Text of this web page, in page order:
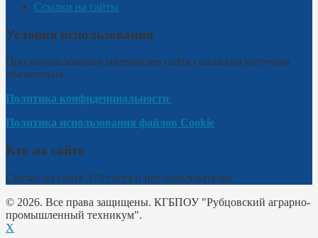
Ссылки на сайты
Условия использования
При использовании материалов сайта ссылка на источник
обязательна.
Политика конфиденциальности
Политика использования файлов Cookie
Кто на сайте
Сейчас на сайте 373 гостя и нет пользователей
© 2026. Все права защищены. КГБПОУ "Рубцовский аграрно-
промышленный техникум".
X